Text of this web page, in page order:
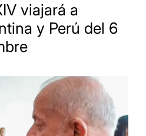
viajará a
y Perú del 6